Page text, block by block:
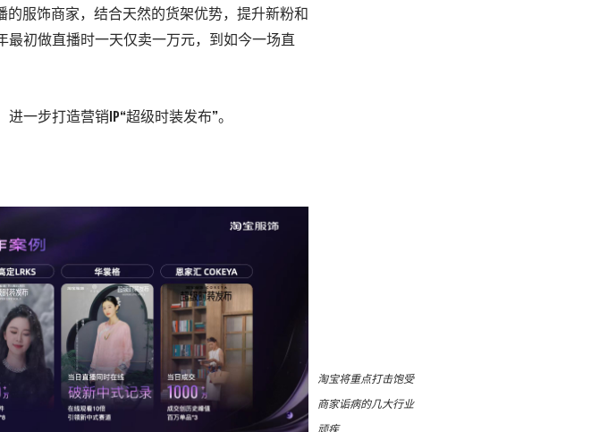
服饰商家，结合天然的货架优势，提升新粉和
初做直播时一天仅卖一万元，到如今一场直
一步打造营销IP“超级时装发布”。
淘宝将重点打击饱受
商家诟病的几大行业
顽疾